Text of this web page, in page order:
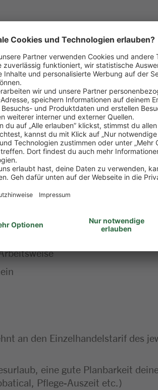
sowie Nachbestellung
Nachräumen von
an unsere Kund:innen
von Sicherheitsvorschriften
und externen Partnern
Kauffrau im Einzelhandel
oder als
sowie Lust, mit anzupacken
an den Einzelhandelstarif des
eine gute Planbarkeit
Pflege-Auszeit etc.)